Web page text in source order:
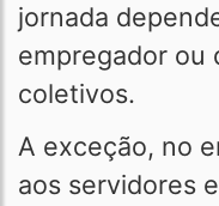
jornada
empregador ou
coletivos.
A exceção, no
aos servidores